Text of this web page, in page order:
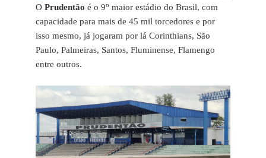
O Prudentão é o 9o maior estádio do Brasil, com
capacidade para mais de 45 mil torcedores e por
isso mesmo, já jogaram por lá Corinthians, São
Paulo, Palmeiras, Santos, Fluminense, Flamengo
entre outros.